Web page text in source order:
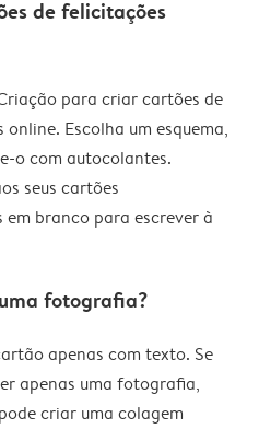
de felicitações
para criar cartões de
Escolha um esquema,
o com autocolantes.
seus cartões
em branco para escrever à
fotografia?
apenas com texto. Se
apenas uma fotografia,
criar uma colagem